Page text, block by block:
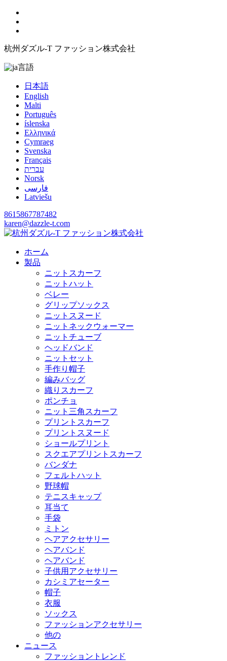
杭州ダズル-T ファッション株式会社
言語
日本語
English
Malti
Português
íslenska
Ελληνικά
Cymraeg
Svenska
Français
עברית
Norsk
فارسی
Latviešu
8615867787482
karen@dazzle-t.com
ホーム
製品
ニットスカーフ
ニットハット
ベレー
グリップソックス
ニットスヌード
ニットネックウォーマー
ニットチューブ
ヘッドバンド
ニットセット
手作り帽子
編みバッグ
織りスカーフ
ポンチョ
ニット三角スカーフ
プリントスカーフ
プリントスヌード
ショールプリント
スクエアプリントスカーフ
バンダナ
フェルトハット
野球帽
テニスキャップ
耳当て
手袋
ミトン
ヘアアクセサリー
ヘアバンド
ヘアバンド
子供用アクセサリー
カシミアセーター
帽子
衣服
ソックス
ファッションアクセサリー
他の
ニュース
ファッショントレンド